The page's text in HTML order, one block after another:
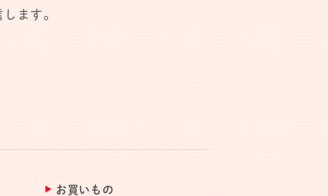
ます。
お買いもの